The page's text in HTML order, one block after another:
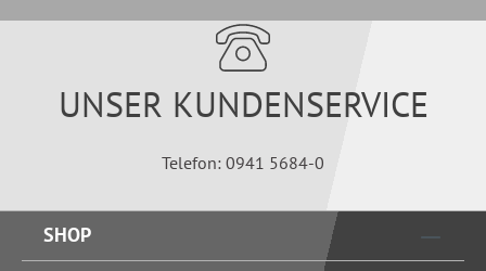
UNSER KUNDENSERVICE
Telefon: 0941 5684-0
SHOP